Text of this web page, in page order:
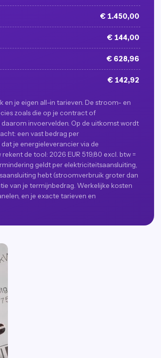
€ 1.450,00
€ 144,00
€ 628,96
€ 142,92
en je eigen all-in tarieven. De stroom- en
zoals die op je contract of
invoervelden. Op de uitkomst wordt
een vast bedrag per
je energieleverancier via de
de tool: 2026 EUR 519,80 excl. btw =
geldt per elektriciteitsaansluiting,
hebt (stroomverbruik groter dan
van je termijnbedrag. Werkelijke kosten
en je exacte tarieven en